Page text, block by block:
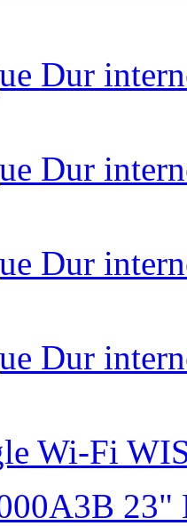
Dur
Dur
Dur
Dur
Wi-Fi